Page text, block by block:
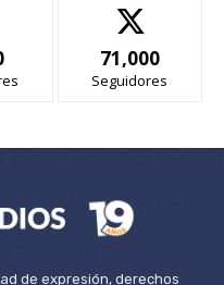
71,000
Seguidores
de expresión, derechos